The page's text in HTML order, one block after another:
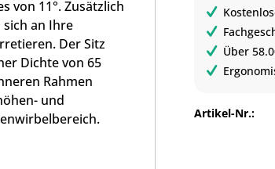
von 11°. Zusätzlich
an Ihre
Der Sitz
Dichte von 65
Rahmen
und
Über
Artikel-Nr.: